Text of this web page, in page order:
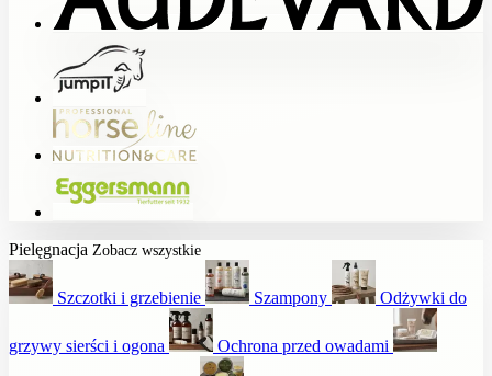
Pielęgnacja Zobacz wszystkie
Szczotki i grzebienie Szampony Odżywki do
grzywy sierści i ogona Ochrona przed owadami